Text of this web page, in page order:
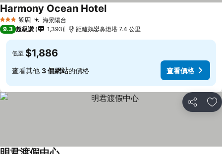
3 星級 飯店 海景陽台
Harmony Ocean Hotel
9.3 超級讚 1,393 距離鵝鑾鼻燈塔 7.4 公里
低至 $1,886
查看其他 3 個網站的價格 查看價格
分享 加